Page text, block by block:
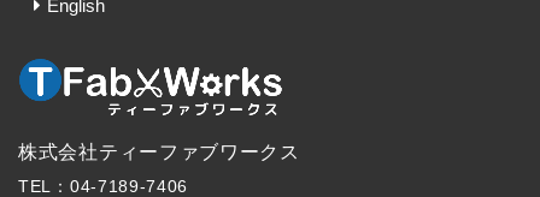
English
株式会社ティーファブワークス
TEL：04-7189-7406